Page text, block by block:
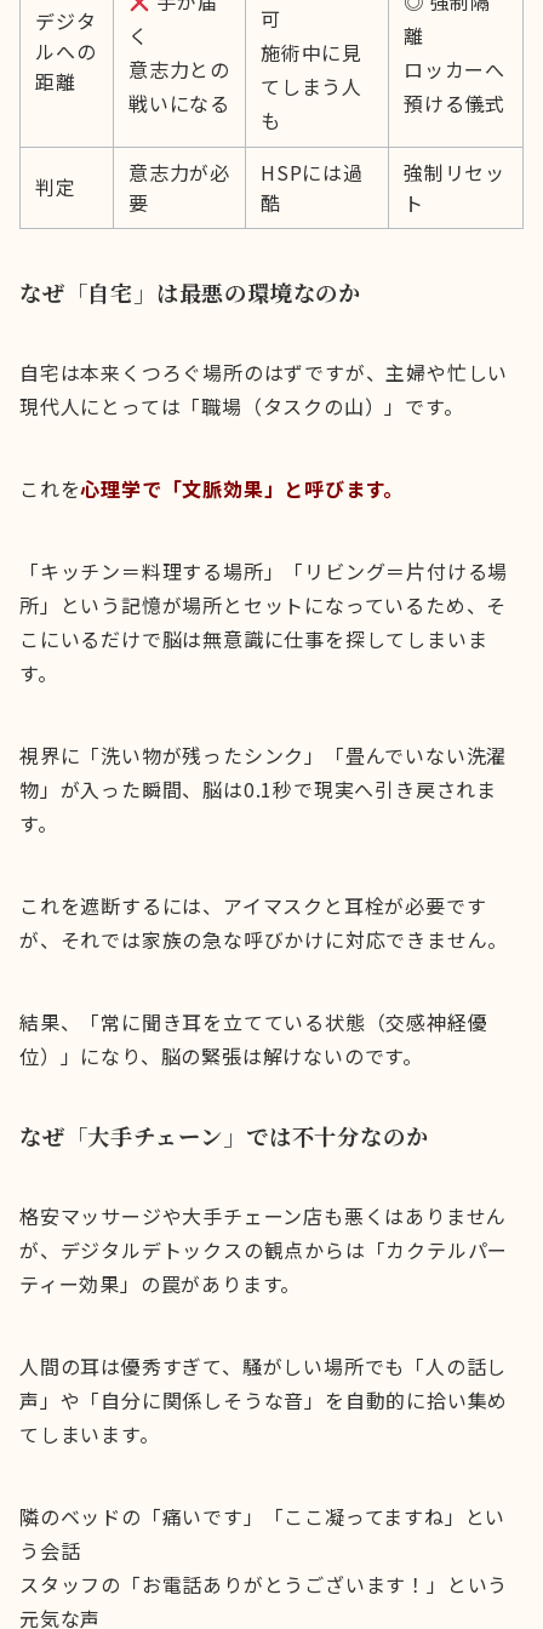
デジタ
ルへの
距離
く
意志力との
戦いになる
可
施術中に見
てしまう人
も
離
ロッカーへ
預ける儀式
判定
意志力が必
要
HSPには過
酷
強制リセッ
ト
なぜ「自宅」は最悪の環境なのか
自宅は本来くつろぐ場所のはずですが、主婦や忙しい
現代人にとっては「職場（タスクの山）」です。
これを心理学で「文脈効果」と呼びます。
「キッチン＝料理する場所」「リビング＝片付ける場
所」という記憶が場所とセットになっているため、そ
こにいるだけで脳は無意識に仕事を探してしまいま
す。
視界に「洗い物が残ったシンク」「畳んでいない洗濯
物」が入った瞬間、脳は0.1秒で現実へ引き戻されま
す。
これを遮断するには、アイマスクと耳栓が必要です
が、それでは家族の急な呼びかけに対応できません。
結果、「常に聞き耳を立てている状態（交感神経優
位）」になり、脳の緊張は解けないのです。
なぜ「大手チェーン」では不十分なのか
格安マッサージや大手チェーン店も悪くはありません
が、デジタルデトックスの観点からは「カクテルパー
ティー効果」の罠があります。
人間の耳は優秀すぎて、騒がしい場所でも「人の話し
声」や「自分に関係しそうな音」を自動的に拾い集め
てしまいます。
隣のベッドの「痛いです」「ここ凝ってますね」とい
う会話
スタッフの「お電話ありがとうございます！」という
元気な声